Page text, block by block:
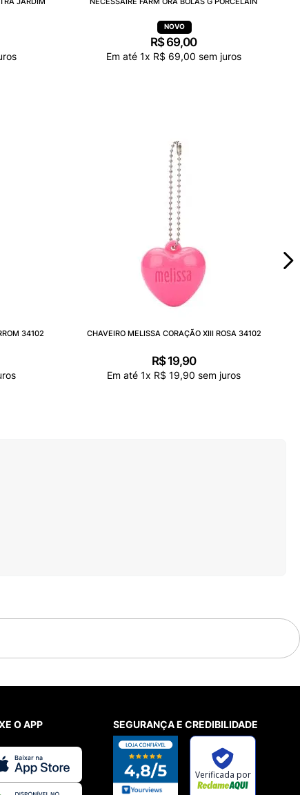
R$69,00
Em até 1x R$ 69,00 sem juros
34102 CHAVEIRO MELISSA CORAÇÃO XIII ROSA 34102
R$ 19,90
Em até 1x R$ 19,90 sem juros
O APP SEGURANÇA E CREDIBILIDADE